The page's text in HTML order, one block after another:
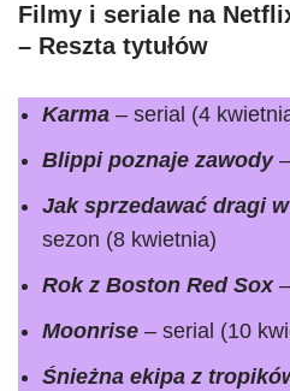
Filmy i seriale na
– Reszta tytułów
Karma – serial (4
Blippi poznaje zawody–
Jak sprzedawać dragi
sezon (8 kwietnia)
Rok z Boston Red Sox
Moonrise – serial (10
Śnieżna ekipa z